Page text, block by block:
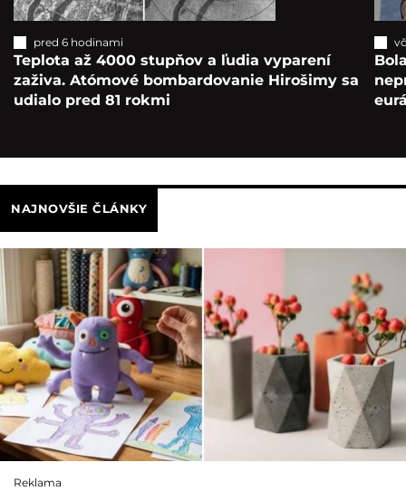
pred 6 hodinami
Teplota až 4000 stupňov a ľudia vyparení
zaživa. Atómové bombardovanie Hirošimy sa
udialo pred 81 rokmi
NAJNOVŠIE ČLÁNKY
Reklama